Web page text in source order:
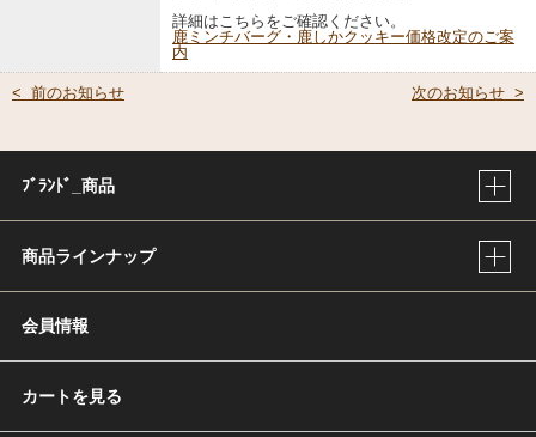
詳細はこちらをご確認ください。
鹿ミンチバーグ・鹿しかクッキー価格改定のご案
内
< 前のお知らせ 次のお知らせ >
ﾌﾞﾗﾝﾄﾞ_商品
商品ラインナップ
会員情報
カートを見る